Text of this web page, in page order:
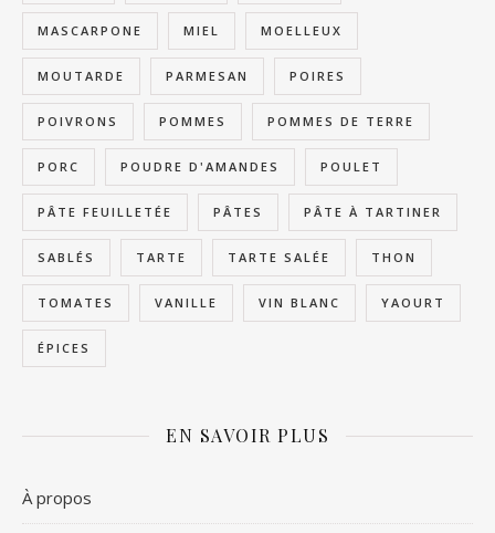
MASCARPONE MIEL MOELLEUX
MOUTARDE PARMESAN POIRES
POIVRONS POMMES POMMES DE TERRE
PORC POUDRE D'AMANDES POULET
PÂTE FEUILLETÉE PÂTES PÂTE À TARTINER
SABLÉS TARTE TARTE SALÉE THON
TOMATES VANILLE VIN BLANC YAOURT
ÉPICES
EN SAVOIR PLUS
À propos